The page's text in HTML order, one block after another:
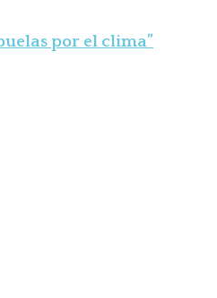
por el clima”